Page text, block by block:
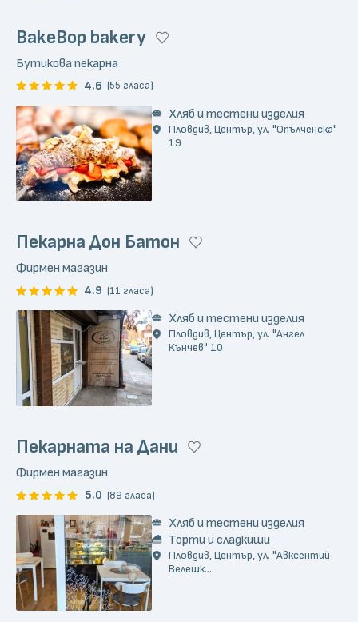
BakeBop bakery
Бутикова пекарна
4.6 (55 гласа)
Хляб и тестени изделия
Пловдив, Център, ул. "Опълченска"
19
Пекарна Дон Батон
Фирмен магазин
4.9 (11 гласа)
Хляб и тестени изделия
Пловдив, Център, ул. "Ангел
Кънчев" 10
Пекарната на Дани
Фирмен магазин
5.0 (89 гласа)
Хляб и тестени изделия
Торти и сладкиши
Пловдив, Център, ул. "Авксентий
Велешк...